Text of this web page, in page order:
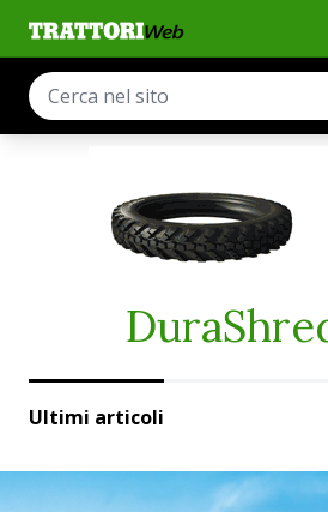
Ultimi articoli